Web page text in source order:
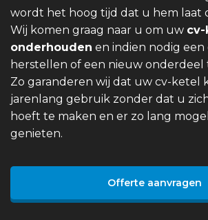
wordt het hoog tijd dat u hem laat
Wij komen graag naar u om uw
onderhouden en indien nodig
herstellen of een nieuw onderdeel
Zo garanderen wij dat uw cv-ketel
jarenlang gebruik zonder dat u
hoeft te maken en er zo lang
genieten.
Offerte aanvragen